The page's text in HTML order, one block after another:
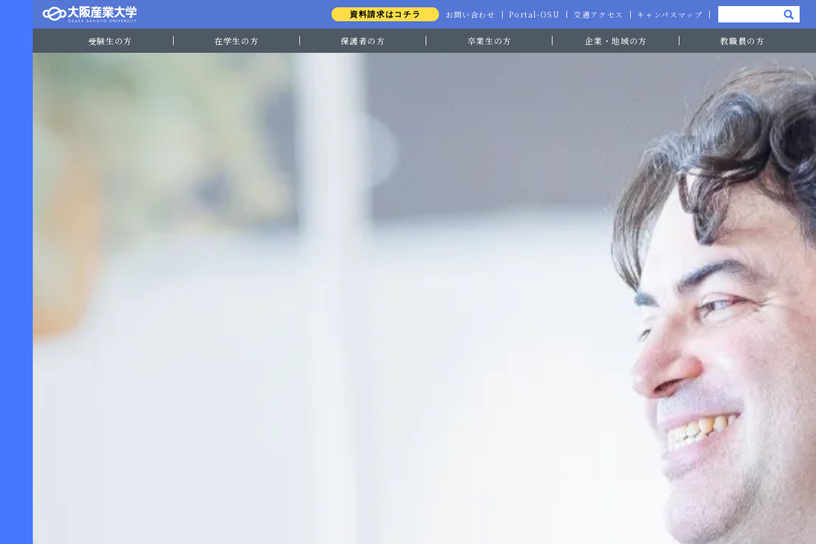
資料請求はコチラ お問い合わせ Portal-OSU 交通アクセス キャンパスマップ
受験生の方 在学生の方 保護者の方 卒業生の方 企業・地域の方 教職員の方